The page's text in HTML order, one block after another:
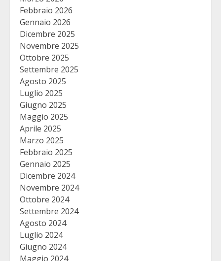
Febbraio 2026
Gennaio 2026
Dicembre 2025
Novembre 2025
Ottobre 2025
Settembre 2025
Agosto 2025
Luglio 2025
Giugno 2025
Maggio 2025
Aprile 2025
Marzo 2025
Febbraio 2025
Gennaio 2025
Dicembre 2024
Novembre 2024
Ottobre 2024
Settembre 2024
Agosto 2024
Luglio 2024
Giugno 2024
Maggio 2024